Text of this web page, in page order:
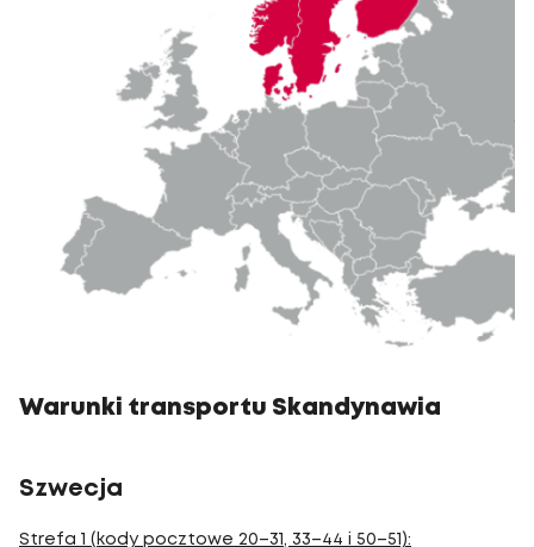
Warunki transportu Skandynawia
Szwecja
Strefa 1 (kody pocztowe 20–31, 33–44 i 50–51):